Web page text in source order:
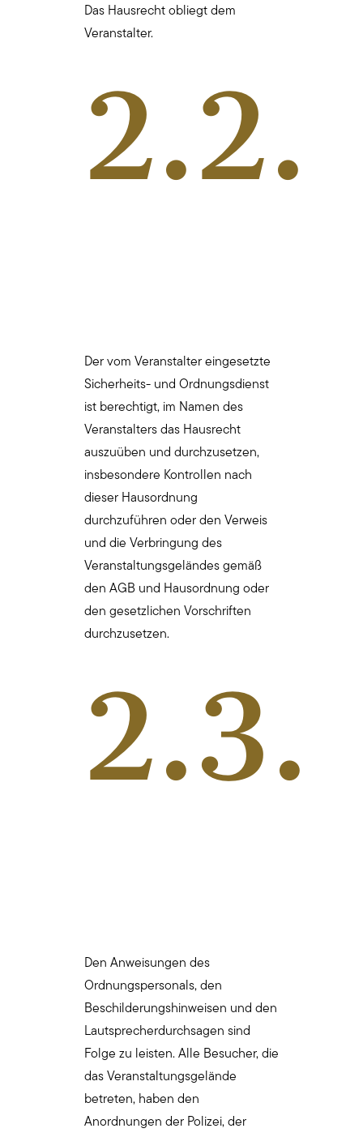
Das Hausrecht obliegt dem
Veranstalter.
2.2.
Der vom Veranstalter eingesetzte
Sicherheits- und Ordnungsdienst
ist berechtigt, im Namen des
Veranstalters das Hausrecht
auszuüben und durchzusetzen,
insbesondere Kontrollen nach
dieser Hausordnung
durchzuführen oder den Verweis
und die Verbringung des
Veranstaltungsgeländes gemäß
den AGB und Hausordnung oder
den gesetzlichen Vorschriften
durchzusetzen.
2.3.
Den Anweisungen des
Ordnungspersonals, den
Beschilderungshinweisen und den
Lautsprecherdurchsagen sind
Folge zu leisten. Alle Besucher, die
das Veranstaltungsgelände
betreten, haben den
Anordnungen der Polizei, der